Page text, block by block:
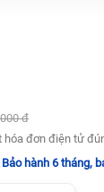
đ
hóa đơn điện tử
Bảo hành 6 tháng,